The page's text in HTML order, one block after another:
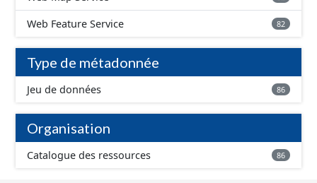
Web Feature Service 82
Type de métadonnée
Jeu de données 86
Organisation
Catalogue des ressources 86